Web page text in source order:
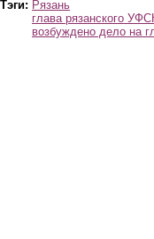
Тэги: Рязань
глава рязанского
возбуждено дело на